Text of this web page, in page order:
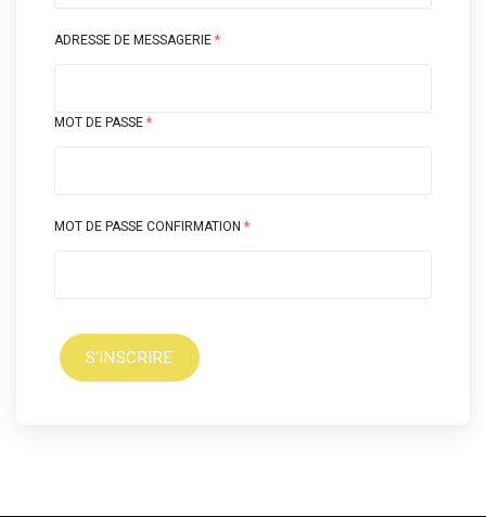
ADRESSE DE MESSAGERIE*
MOT DE PASSE*
MOT DE PASSE CONFIRMATION *
S'INSCRIRE